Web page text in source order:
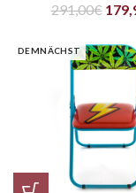
291,00€
DEMNÄCHST